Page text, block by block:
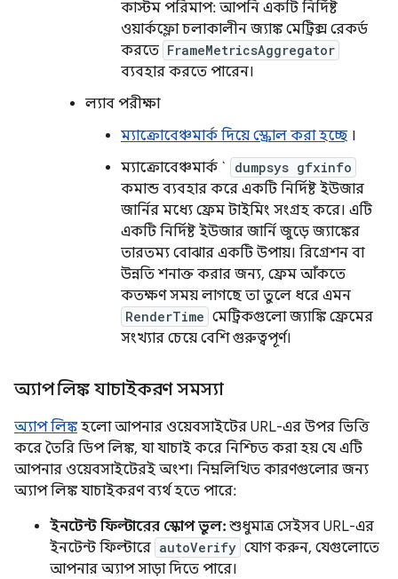
কাস্টম পরিমাপ: আপনি একটি নির্দিষ্ট
ওয়ার্কফ্লো চলাকালীন জ্যাঙ্ক মেট্রিক্স রেকর্ড
করতে FrameMetricsAggregator
ব্যবহার করতে পারেন।
ল্যাব পরীক্ষা
ম্যাক্রোবেঞ্চমার্ক দিয়ে স্ক্রোল করা হচ্ছে।
ম্যাক্রোবেঞ্চমার্ক `
dumpsys gfxinfo
কমান্ড ব্যবহার করে একটি নির্দিষ্ট ইউজার
জার্নির মধ্যে ফ্রেম টাইমিং সংগ্রহ করে। এটি
একটি নির্দিষ্ট ইউজার জার্নি জুড়ে জ্যাঙ্কের
তারতম্য বোঝার একটি উপায়। রিগ্রেশন বা
উন্নতি শনাক্ত করার জন্য, ফ্রেম আঁকতে
কতক্ষণ সময় লাগছে তা তুলে ধরে এমন
RenderTime মেট্রিকগুলো জ্যাঙ্কি ফ্রেমের
সংখ্যার চেয়ে বেশি গুরুত্বপূর্ণ।
অ্যাপ লিঙ্ক যাচাইকরণ সমস্যা
অ্যাপ লিঙ্কহলো আপনার ওয়েবসাইটের URL-এর উপর ভিত্তি
করে তৈরি ডিপ লিঙ্ক, যা যাচাই করে নিশ্চিত করা হয় যে এটি
আপনার ওয়েবসাইটেরই অংশ। নিম্নলিখিত কারণগুলোর জন্য
অ্যাপ লিঙ্ক যাচাইকরণ ব্যর্থ হতে পারে:
ইনটেন্ট ফিল্টারের স্কোপ ভুল: শুধুমাত্র সেইসব URL-এর
ইনটেন্ট ফিল্টারে autoVerify যোগ করুন, যেগুলোতে
আপনার অ্যাপ সাড়া দিতে পারে।